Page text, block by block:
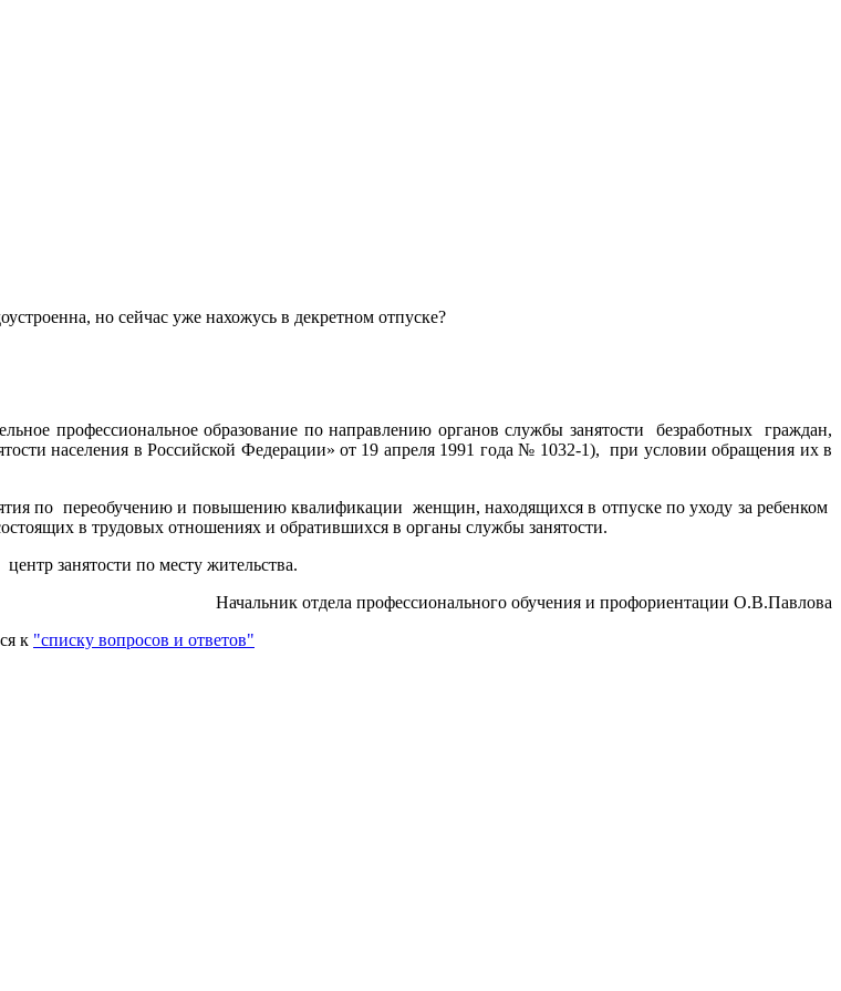
но сейчас уже нахожусь в декретном отпуске?
профессиональное образование по направлению органов службы занятости безработных граждан,
населения в Российской Федерации» от 19 апреля 1991 года № 1032-1), при условии обращения их в
по переобучению и повышению квалификации женщин, находящихся в отпуске по уходу за ребенком
в трудовых отношениях и обратившихся в органы службы занятости.
занятости по месту жительства.
Начальник отдела профессионального обучения и профориентации О.В.Павлова
к "списку вопросов и ответов"